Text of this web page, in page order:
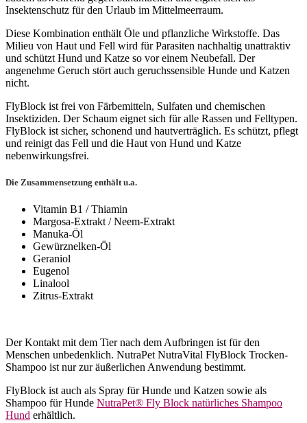
Insektenschutz für den Urlaub im Mittelmeerraum.
Diese Kombination enthält Öle und pflanzliche Wirkstoffe. Das
Milieu von Haut und Fell wird für Parasiten nachhaltig unattraktiv
und schützt Hund und Katze so vor einem Neubefall. Der
angenehme Geruch stört auch geruchssensible Hunde und Katzen
nicht.
FlyBlock ist frei von Färbemitteln, Sulfaten und chemischen
Insektiziden. Der Schaum eignet sich für alle Rassen und Felltypen.
FlyBlock ist sicher, schonend und hautverträglich. Es schützt, pflegt
und reinigt das Fell und die Haut von Hund und Katze
nebenwirkungsfrei.
Die Zusammensetzung enthält u.a.
Vitamin B1 / Thiamin
Margosa-Extrakt / Neem-Extrakt
Manuka-Öl
Gewürznelken-Öl
Geraniol
Eugenol
Linalool
Zitrus-Extrakt
Der Kontakt mit dem Tier nach dem Aufbringen ist für den
Menschen unbedenklich. NutraPet NutraVital FlyBlock Trocken-
Shampoo ist nur zur äußerlichen Anwendung bestimmt.
FlyBlock ist auch als Spray für Hunde und Katzen sowie als
Shampoo für Hunde NutraPet® Fly Block natürliches Shampoo
Hund erhältlich.